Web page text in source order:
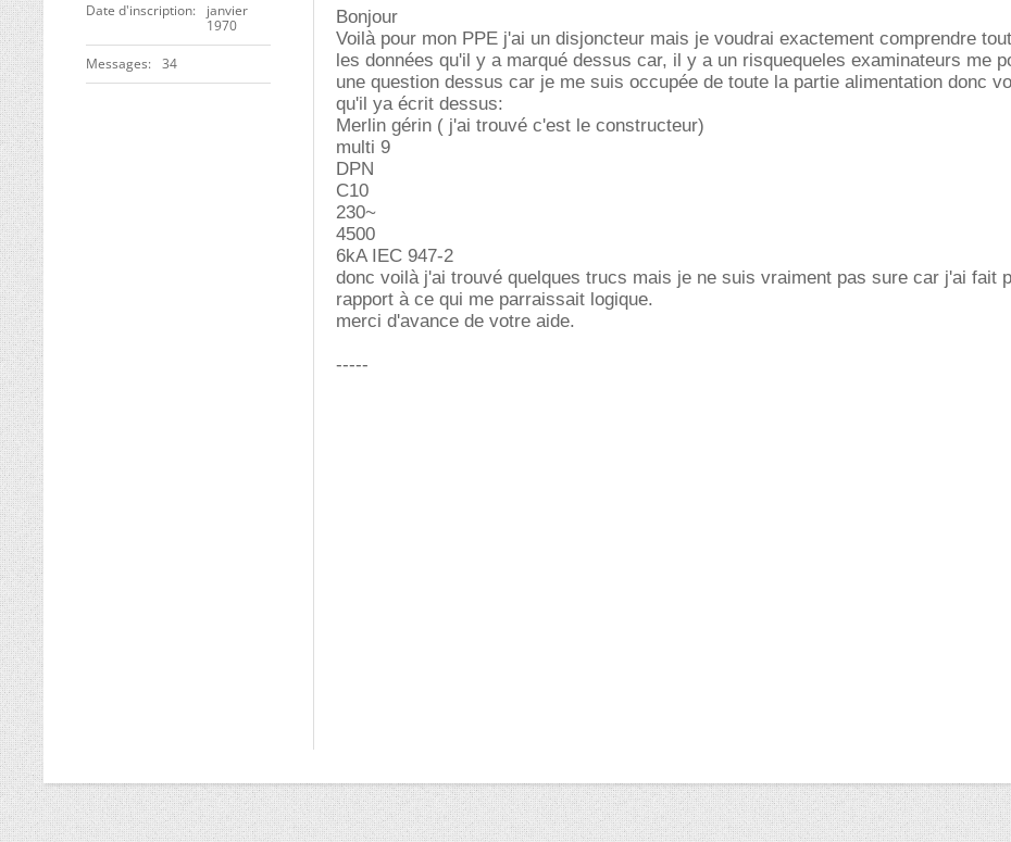
Date d'inscription
janvier
1970
Messages 34
Bonjour
Voilà pour mon PPE j'ai un disjoncteur mais je voudrai exactement comprendre
les données qu'il y a marqué dessus car, il y a un risquequeles examinateurs me
une question dessus car je me suis occupée de toute la partie alimentation donc
qu'il ya écrit dessus:
Merlin gérin ( j'ai trouvé c'est le constructeur)
multi 9
DPN
C10
230~
4500
6kA IEC 947-2
donc voilà j'ai trouvé quelques trucs mais je ne suis vraiment pas sure car j'ai fait
rapport à ce qui me parraissait logique.
merci d'avance de votre aide.
-----